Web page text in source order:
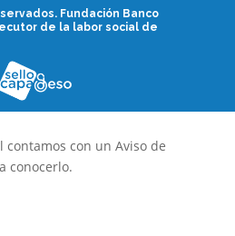
Fundación Banco
de la labor social de
contamos con un Aviso de
conocerlo.